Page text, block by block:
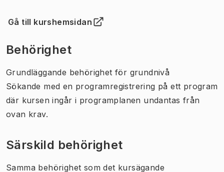
Gå till kurshemsidan
(Öppnas i ny flik)
Behörighet
Grundläggande behörighet för grundnivå
Sökande med en programregistrering på ett program
där kursen ingår i programplanen undantas från
ovan krav.
Särskild behörighet
Samma behörighet som det kursägande